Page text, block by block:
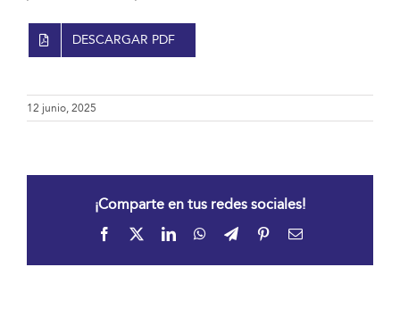
DESCARGAR PDF
12 junio, 2025
¡Comparte en tus redes sociales!
Facebook LinkedInWhatsApp
TelegramPinterestCorreo